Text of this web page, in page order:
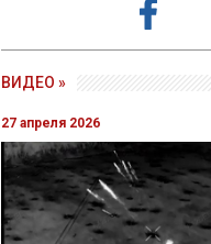
ВИДЕО »
27 апреля 2026